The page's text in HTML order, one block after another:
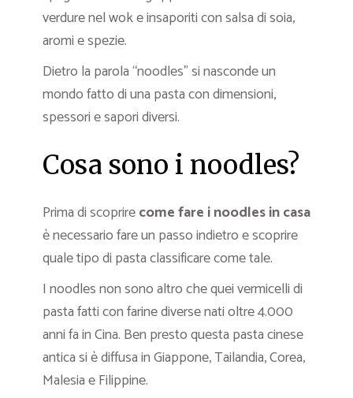
verdure nel wok e insaporiti con salsa di soia,
aromi e spezie.
Dietro la parola “noodles” si nasconde un
mondo fatto di una pasta con dimensioni,
spessori e sapori diversi.
Cosa sono i noodles?
Prima di scoprirecome fare i noodles in casa
è necessario fare un passo indietro e scoprire
quale tipo di pasta classificare come tale.
I noodles non sono altro che quei vermicelli di
pasta fatti con farine diverse nati oltre 4.000
anni fa in Cina. Ben presto questa pasta cinese
antica si è diffusa in Giappone, Tailandia, Corea,
Malesia e Filippine.